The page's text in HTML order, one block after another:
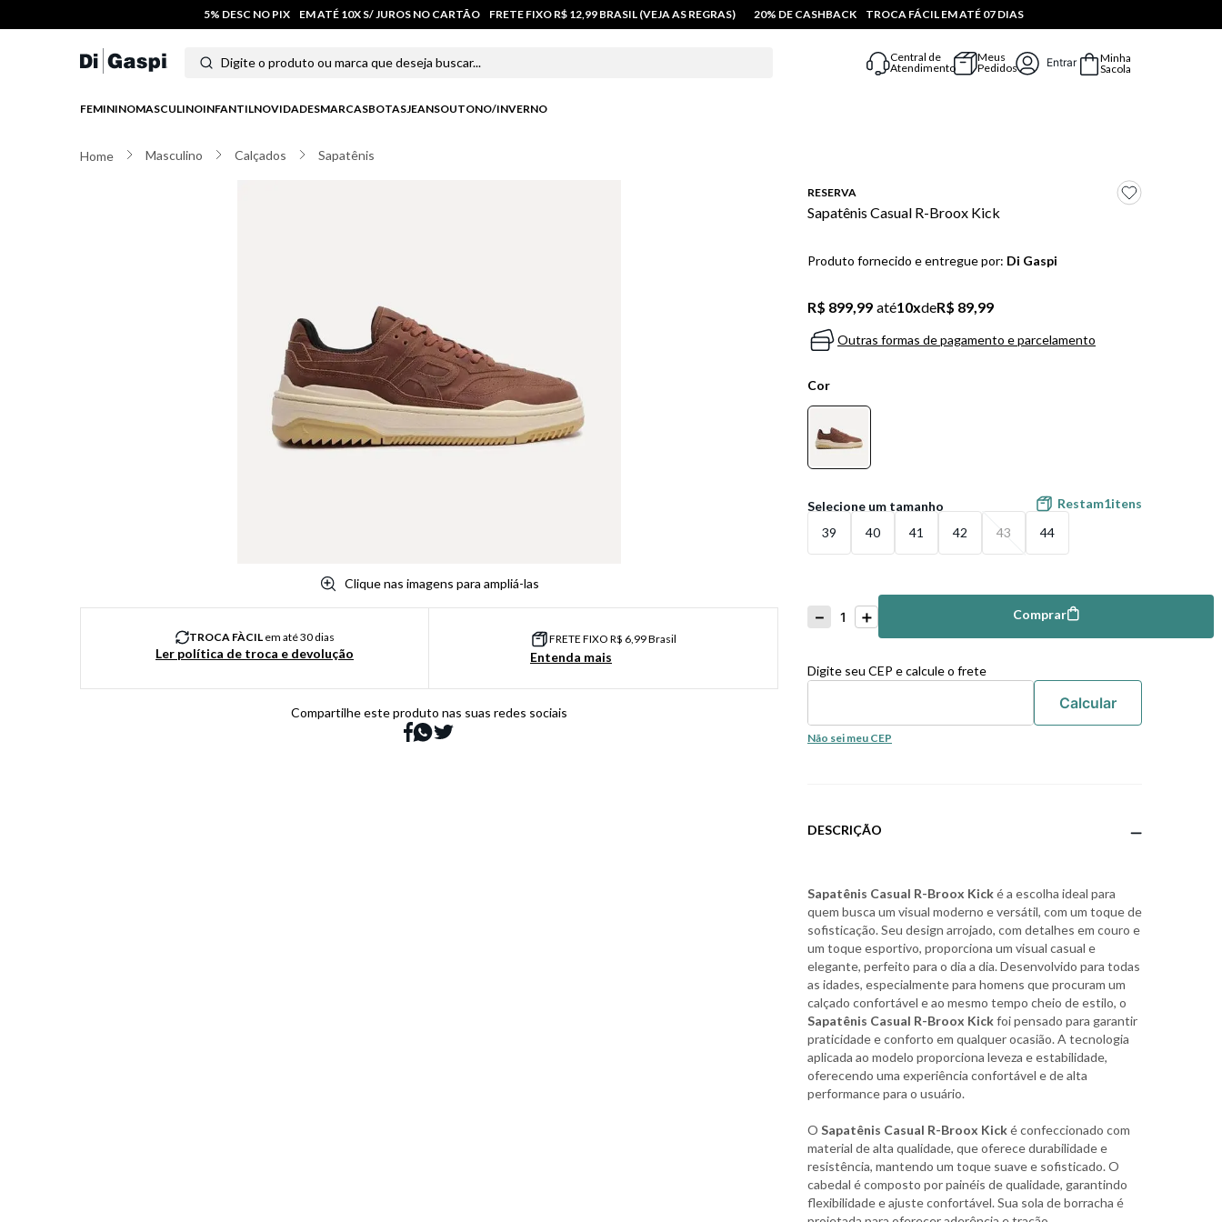
5% DESC NO PIX EM ATÉ 10X S/ JUROS NO CARTÃO FRETE FIXO R$ 12,99 BRASIL (VEJA AS REGRAS) 20% DE CASHBACK TROCA FÁCIL EM ATÉ 07 DIAS
Digite o produto ou marca que deseja buscar...
Central de
Atendimento
Meus
Pedidos
Entrar
Minha
Sacola
FEMININOMASCULINOINFANTILNOVIDADESMARCASBOTASJEANSOUTONO/INVERNO
Masculino Calçados Sapatênis
Clique nas imagens para ampliá-las
TROCA FÀCILem até 30 dias
Ler política de troca e devolução
FRETE FIXO R$ 6,99 Brasil
Entenda mais
Compartilhe este produto nas suas redes sociais
RESERVA
Sapatênis Casual R-Broox Kick
Produto fornecido e entregue por: Di Gaspi
R$ 899,99 até10xdeR$ 89,99
Outras formas de pagamento e parcelamento
Cor
39 40 41 42 43 44
Restam1itens
＋
－
Comprar Comprar
Digite seu CEP e calcule o frete
Não sei meu CEP
DESCRIÇÃO
Sapatênis Casual R-Broox Kické a escolha ideal para
quem busca um visual moderno e versátil, com um toque de
sofisticação. Seu design arrojado, com detalhes em couro e
um toque esportivo, proporciona um visual casual e
elegante, perfeito para o dia a dia. Desenvolvido para todas
as idades, especialmente para homens que procuram um
calçado confortável e ao mesmo tempo cheio de estilo, o
Sapatênis Casual R-Broox Kickfoi pensado para garantir
praticidade e conforto em qualquer ocasião. A tecnologia
aplicada ao modelo proporciona leveza e estabilidade,
oferecendo uma experiência confortável e de alta
performance para o usuário.
O Sapatênis Casual R-Broox Kické confeccionado com
material de alta qualidade, que oferece durabilidade e
resistência, mantendo um toque suave e sofisticado. O
cabedal é composto por painéis de qualidade, garantindo
flexibilidade e ajuste confortável. Sua sola de borracha é
new balance